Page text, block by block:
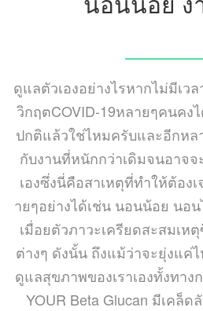
ดูแลตัวเองอย่างไรหากไม่มีเว
วิกฤตCOVID-19หลายๆคนคง
ปกติแล้วใช่ไหมครับและอีกห
กับงานที่หนักกว่าเดิมจนอาจ
เองซึ่งนี่คือสาเหตุที่ทำให้ต้อ
ายๆอย่างได้เช่น นอนน้อย นอ
เมื่อยตัวภาวะเครียดสะสมเห
ต่างๆ ดังนั้น ถึงแม้ว่าจะยุ่งแค่
ดูแลสุขภาพของเราเองทั้งทา
YOUR Beta Glucan มีเคล็